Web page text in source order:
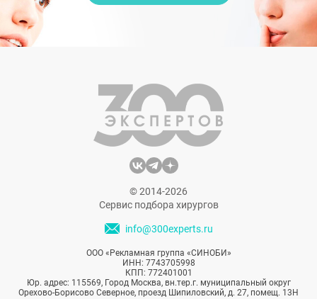
© 2014-2026
Сервис подбора хирургов
info@300experts.ru
ООО «Рекламная группа «СИНОБИ»
ИНН: 7743705998
КПП: 772401001
Юр. адрес: 115569, Город Москва, вн.тер.г. муниципальный округ
Орехово-Борисово Северное, проезд Шипиловский, д. 27, помещ. 13Н